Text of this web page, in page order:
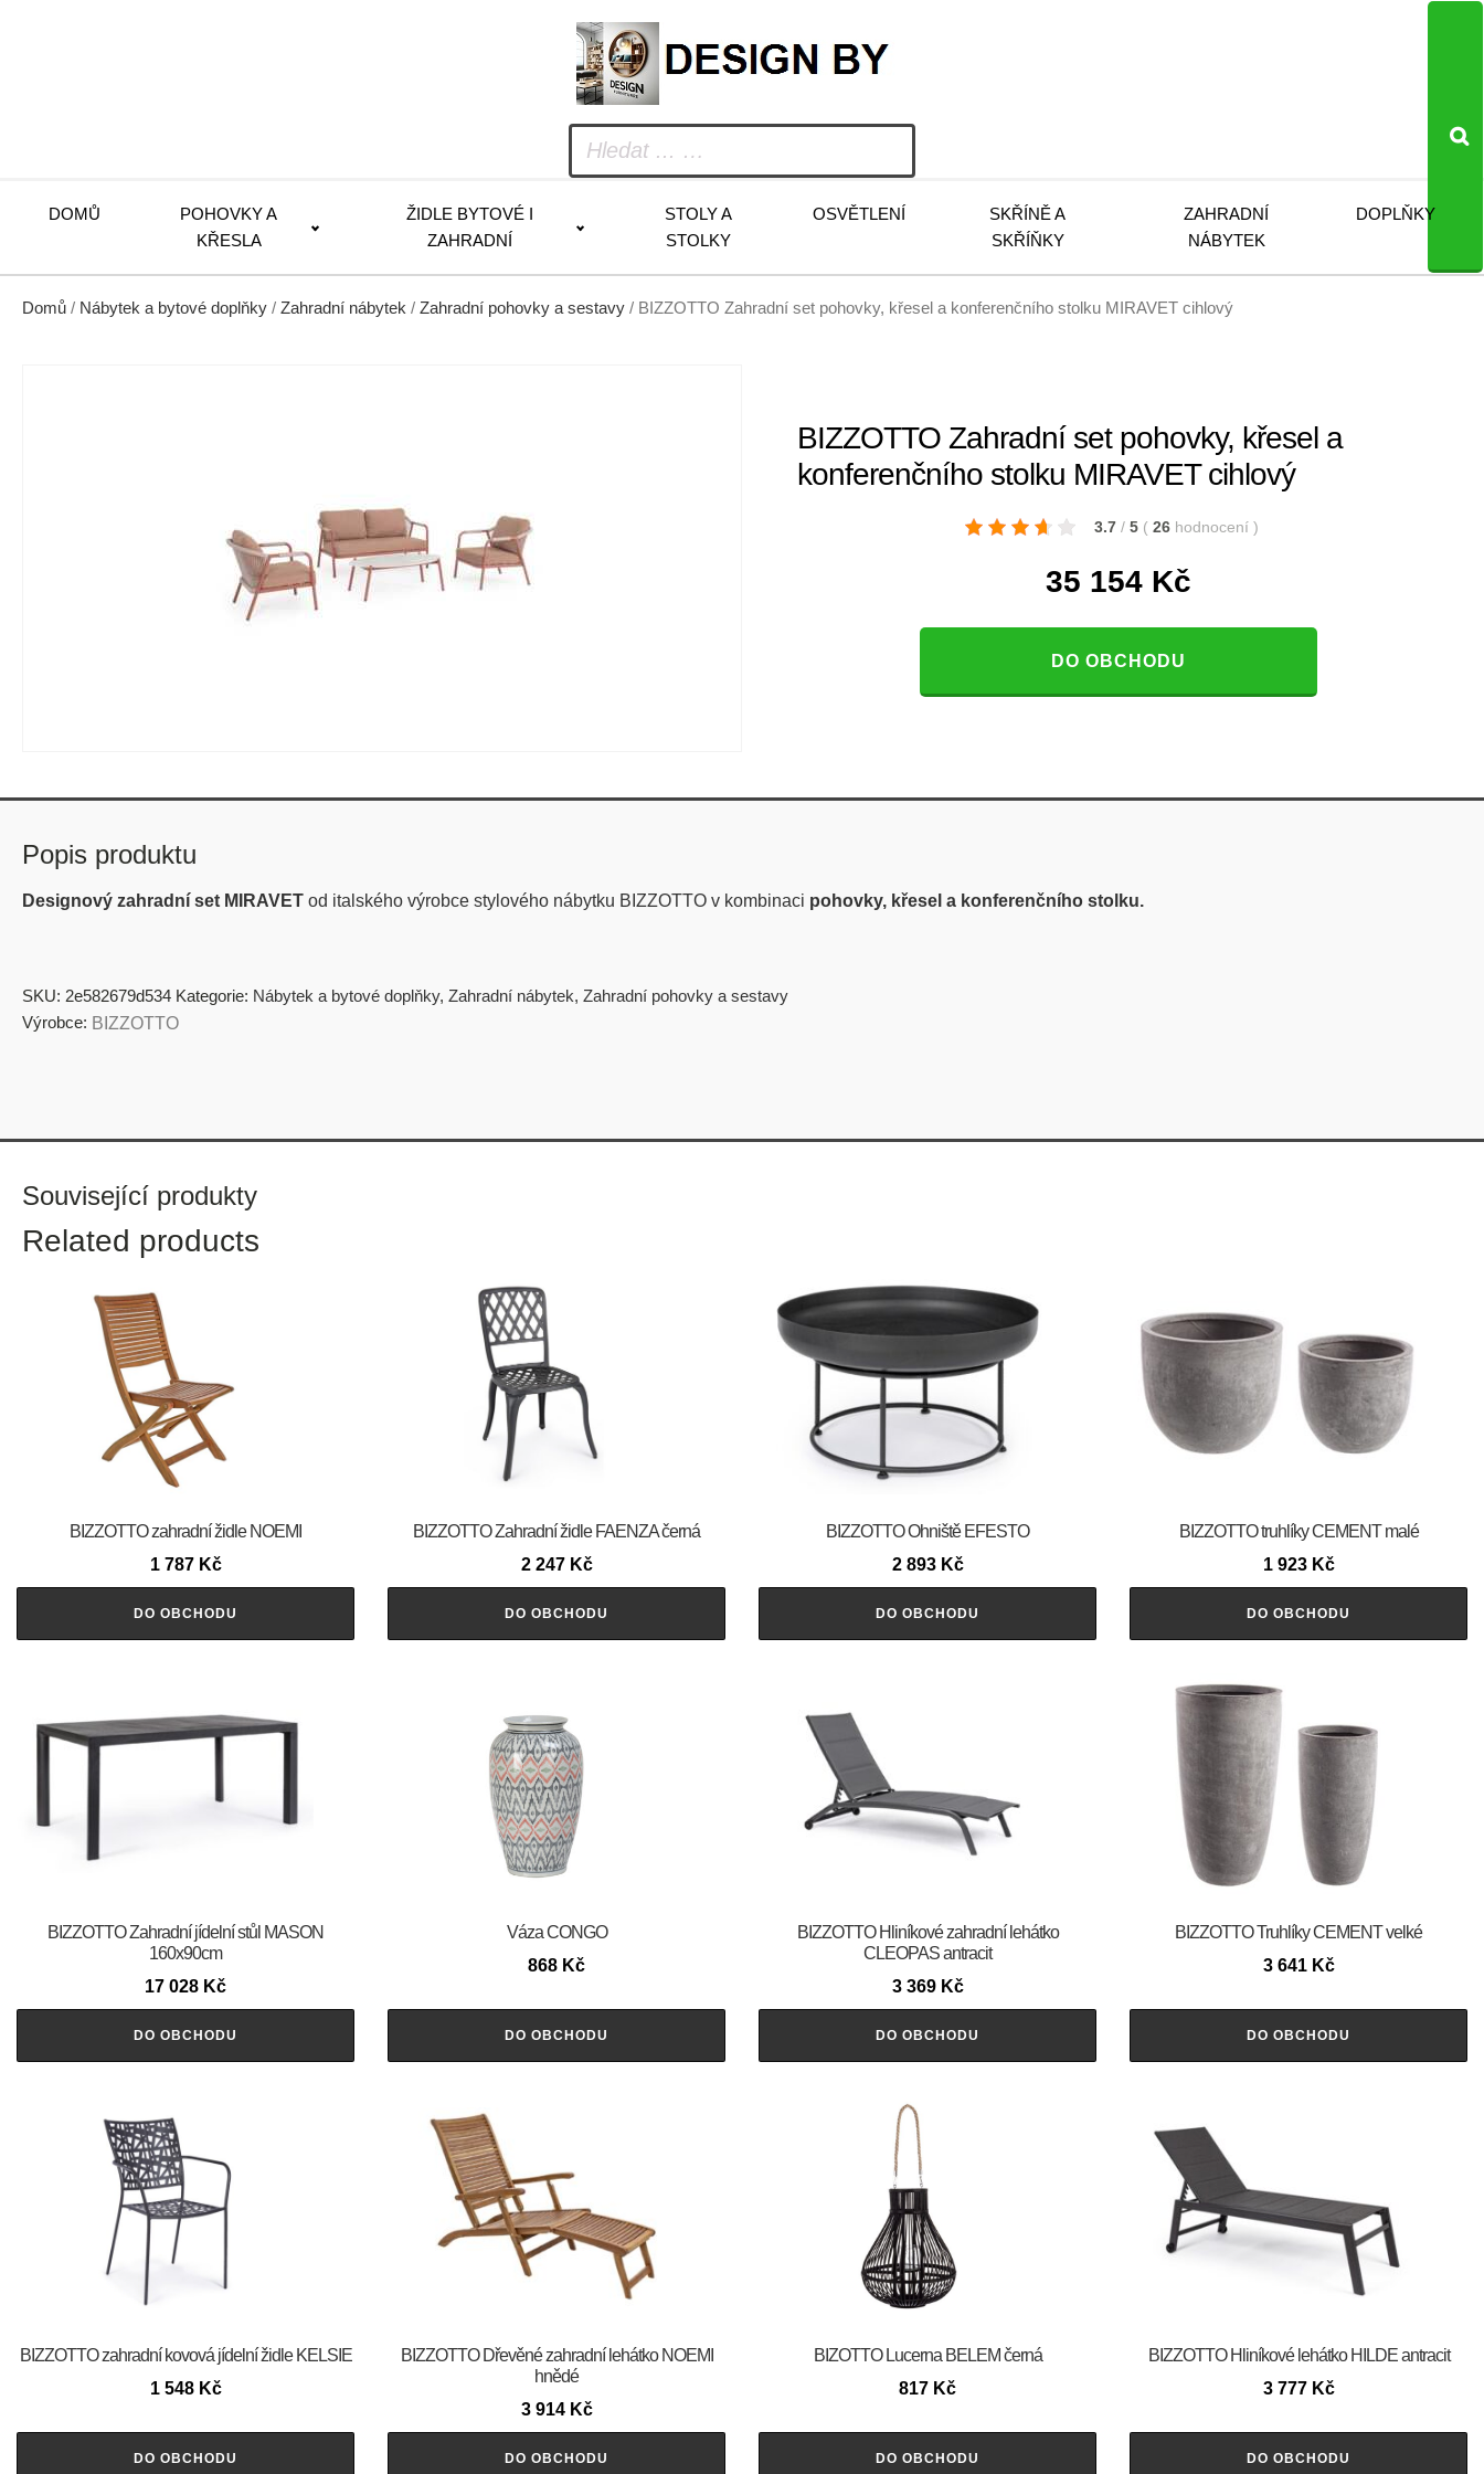
DOMŮ
POHOVKY A
KŘESLA
ŽIDLE BYTOVÉ I
ZAHRADNÍ
STOLY A
STOLKY
OSVĚTLENÍ
SKŘÍNĚ A
SKŘÍŇKY
ZAHRADNÍ
NÁBYTEK
DOPLŇKY
Domů / Nábytek a bytové doplňky / Zahradní nábytek / Zahradní pohovky a sestavy / BIZZOTTO Zahradní set pohovky, křesel a konferenčního stolku MIRAVET cihlový
BIZZOTTO Zahradní set pohovky, křesel a
konferenčního stolku MIRAVET cihlový
3.7 / 5 ( 26 hodnocení )
35 154 Kč
DO OBCHODU
Popis produktu
Designový zahradní set MIRAVET od italského výrobce stylového nábytku BIZZOTTO v kombinaci pohovky, křesel a konferenčního stolku.
SKU: 2e582679d534 Kategorie: Nábytek a bytové doplňky, Zahradní nábytek, Zahradní pohovky a sestavy
Výrobce: BIZZOTTO
Související produkty
Related products
BIZZOTTO zahradní židle NOEMI
1 787 Kč
DO OBCHODU
BIZZOTTO Zahradní židle FAENZA černá
2 247 Kč
DO OBCHODU
BIZZOTTO Ohniště EFESTO
2 893 Kč
DO OBCHODU
BIZZOTTO truhlíky CEMENT malé
1 923 Kč
DO OBCHODU
BIZZOTTO Zahradní jídelní stůl MASON
160x90cm
17 028 Kč
DO OBCHODU
Váza CONGO
868 Kč
DO OBCHODU
BIZZOTTO Hliníkové zahradní lehátko
CLEOPAS antracit
3 369 Kč
DO OBCHODU
BIZZOTTO Truhlíky CEMENT velké
3 641 Kč
DO OBCHODU
BIZZOTTO zahradní kovová jídelní židle KELSIE
1 548 Kč
DO OBCHODU
BIZZOTTO Dřevěné zahradní lehátko NOEMI
hnědé
3 914 Kč
DO OBCHODU
BIZOTTO Lucerna BELEM černá
817 Kč
DO OBCHODU
BIZZOTTO Hliníkové lehátko HILDE antracit
3 777 Kč
DO OBCHODU